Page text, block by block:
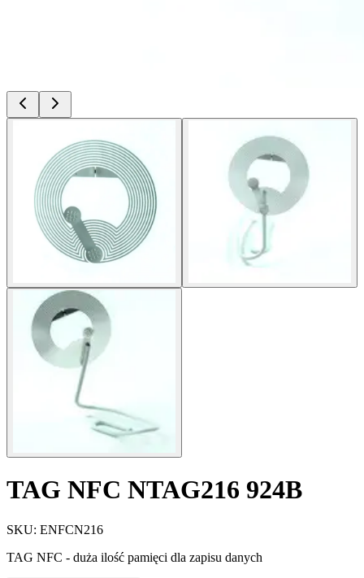
TAG NFC NTAG216 924B
SKU: ENFCN216
TAG NFC - duża ilość pamięci dla zapisu danych